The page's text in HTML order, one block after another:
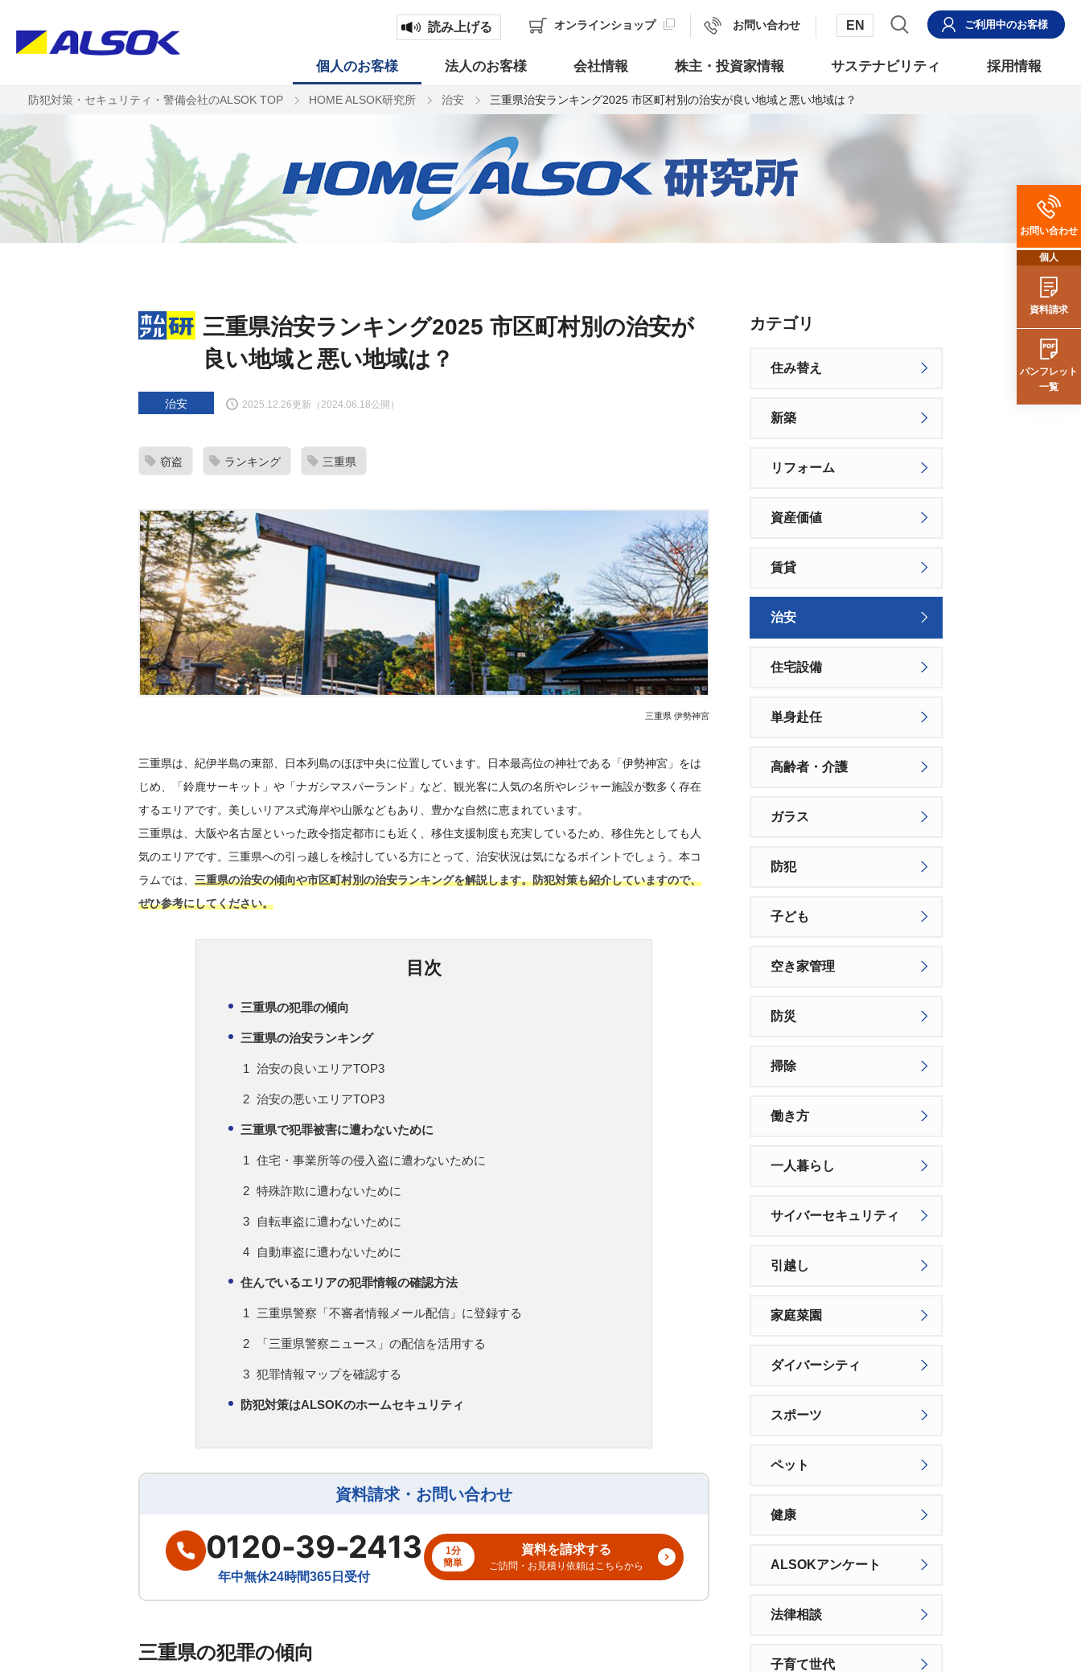
読み上げる オンラインショップ お問い合わせ EN ご利用中のお客様
個人のお客様 法人のお客様 会社情報 株主・投資家情報 サステナビリティ 採用情報
防犯対策・セキュリティ・警備会社のALSOK TOP HOME ALSOK研究所 治安 三重県治安ランキング2025 市区町村別の治安が良い地域と悪い地域は？
三重県治安ランキング2025 市区町村別の治安が
良い地域と悪い地域は？
治安 2025.12.26更新（2024.06.18公開）
窃盗 ランキング 三重県
三重県 伊勢神宮
三重県は、紀伊半島の東部、日本列島のほぼ中央に位置しています。日本最高位の神社である「伊勢神宮」をは
じめ、「鈴鹿サーキット」や「ナガシマスパーランド」など、観光客に人気の名所やレジャー施設が数多く存在
するエリアです。美しいリアス式海岸や山脈などもあり、豊かな自然に恵まれています。
三重県は、大阪や名古屋といった政令指定都市にも近く、移住支援制度も充実しているため、移住先としても人
気のエリアです。三重県への引っ越しを検討している方にとって、治安状況は気になるポイントでしょう。本コ
ラムでは、 三重県の治安の傾向や市区町村別の治安ランキングを解説します。防犯対策も紹介していますので、
ぜひ参考にしてください。
目次
三重県の犯罪の傾向
三重県の治安ランキング
治安の良いエリアTOP3
治安の悪いエリアTOP3
三重県で犯罪被害に遭わないために
住宅・事業所等の侵入盗に遭わないために
特殊詐欺に遭わないために
自転車盗に遭わないために
自動車盗に遭わないために
住んでいるエリアの犯罪情報の確認方法
三重県警察「不審者情報メール配信」に登録する
「三重県警察ニュース」の配信を活用する
犯罪情報マップを確認する
防犯対策はALSOKのホームセキュリティ
資料請求・お問い合わせ
0120-39-2413
年中無休24時間365日受付
1分
簡単
資料を請求する
ご訪問・お見積り依頼はこちらから
三重県の犯罪の傾向
カテゴリ
住み替え
新築
リフォーム
資産価値
賃貸
治安
住宅設備
単身赴任
高齢者・介護
ガラス
防犯
子ども
空き家管理
防災
掃除
働き方
一人暮らし
サイバーセキュリティ
引越し
家庭菜園
ダイバーシティ
スポーツ
ペット
健康
ALSOKアンケート
法律相談
子育て世代
お問い合わせ
個人
資料請求
パンフレット
一覧